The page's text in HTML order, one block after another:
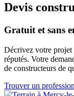
Devis
Gratuit et sans
Décrivez votre projet
réputés. Votre
de constructeurs de
Trouver un